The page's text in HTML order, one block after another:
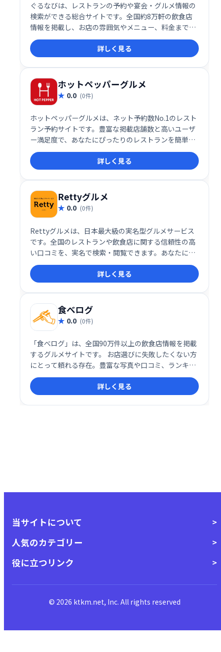
ぐるなびは、レストランの予約や宴会・グルメ情報の
検索ができる総合サイトです。全国約8万軒の飲食店
情報を掲載し、お店の雰囲気やメニュー、料金まで詳
しく紹介しています。キャンペーン情報やこだわり条
件での絞り込み検索など、目的や好みに合わせたお店
探しをサポートします。
詳しく見る
ホットペッパーグルメ
0.0 (0件)
ホットペッパーグルメは、ネット予約数No.1のレスト
ラン予約サイトです。豊富な掲載店舗数と高いユーザ
ー満足度で、あなたにぴったりのレストランを簡単に
見つけられます。スムーズなネット予約で、快適な外
食体験をサポートします。詳しく見る
Rettyグルメ
0.0 (0件)
Rettyグルメは、日本最大級の実名型グルメサービス
です。全国のレストランや飲食店に関する信頼性の高
い口コミを、実名で検索・閲覧できます。あなたにぴ
ったりのお店探しを、Rettyで効率的に行いましょ
う。
詳しく見る
食べログ
0.0 (0件)
「食べログ」は、全国90万件以上の飲食店情報を掲載
するグルメサイトです。 お店選びに失敗したくない方
にとって頼れる存在。豊富な写真や口コミ、ランキン
グ情報など、充実したコンテンツで、あなたにぴった
りのレストラン探しをサポートします。 失敗しない外
食のために、ぜひ「食べログ」をご活用ください。
詳しく見る
当サイトについて
人気のカテゴリー
役に立つリンク
© 2026 ktkm.net, Inc. All rights reserved